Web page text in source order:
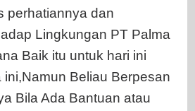
perhatiannya dan
Lingkungan PT Palma
Baik itu untuk hari ini
ini,Namun Beliau Berpesan
Bila Ada Bantuan atau